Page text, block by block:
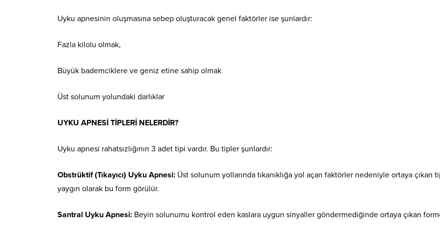
Uyku apnesinin oluşmasına sebep oluşturacak genel faktörler ise şunlardır:
Fazla kilolu olmak,
Büyük bademciklere ve geniz etine sahip olmak
Üst solunum yolundaki darlıklar
UYKU APNESİ TİPLERİ NELERDİR?
Uyku apnesi rahatsızlığının 3 adet tipi vardır. Bu tipler şunlardır:
Obstrüktif (Tıkayıcı) Uyku Apnesi: Üst solunum yollarında tıkanıklığa yol açan faktörler nedeniyle ortaya çıkan
yaygın olarak bu form görülür.
Santral Uyku Apnesi: Beyin solunumu kontrol eden kaslara uygun sinyaller göndermediğinde ortaya çıkan